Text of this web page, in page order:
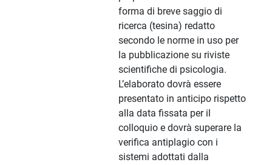
forma di breve saggio di
ricerca (tesina) redatto
secondo le norme in uso per
la pubblicazione su riviste
scientifiche di psicologia.
L’elaborato dovrà essere
presentato in anticipo rispetto
alla data fissata per il
colloquio e dovrà superare la
verifica antiplagio con i
sistemi adottati dalla